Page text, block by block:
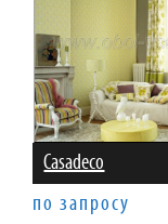
Casadeco
по запросу